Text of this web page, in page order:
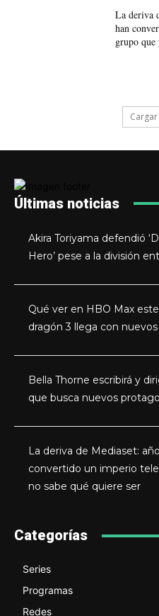
La deriva
han
grupo que
Últimas noticias
Akira Toriyama defendió
Hero’ pese a la división
Qué ver en HBO Max
dragón 3 llega con
Bella Thorne escribirá y
que busca nuevos
La deriva de Mediaset:
convertido un imperio
no sabe qué quiere ser
Categorías
Series
Programas
Redes